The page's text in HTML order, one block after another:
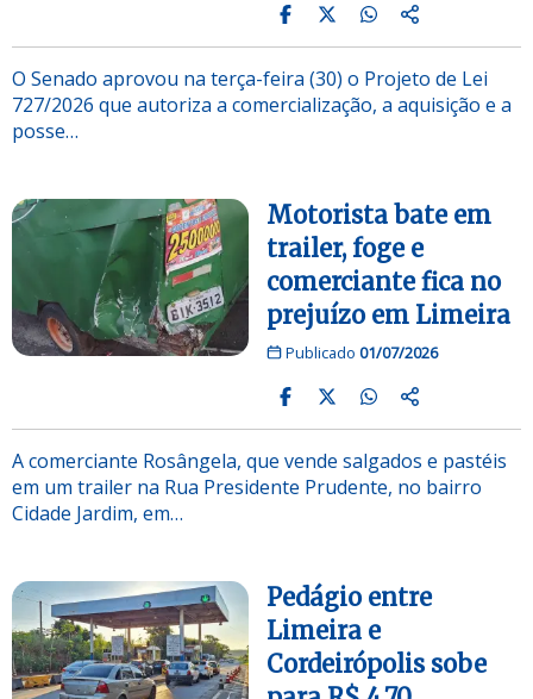
O Senado aprovou na terça-feira (30) o Projeto de Lei
727/2026 que autoriza a comercialização, a aquisição e a
posse…
Motorista bate em
trailer, foge e
comerciante fica no
prejuízo em Limeira
Publicado 01/07/2026
A comerciante Rosângela, que vende salgados e pastéis
em um trailer na Rua Presidente Prudente, no bairro
Cidade Jardim, em…
Pedágio entre
Limeira e
Cordeirópolis sobe